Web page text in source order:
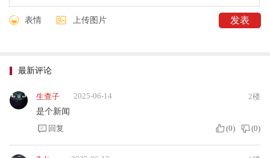
表情 上传图片
最新评论
生查子 2025-06-14
2楼
是个新闻
回复
(0) (0)